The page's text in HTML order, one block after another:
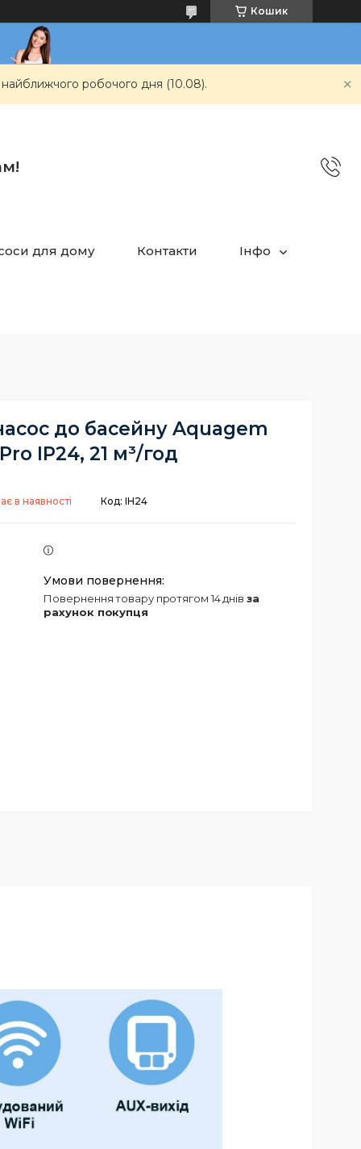
Кошик
робочого дня (10.08).
для дому Контакти Інфо
до басейну Aquagem
IP24, 21 м³/год
в наявності Код: ІН24
повернення товару протягом 14 днів за
рахунок покупця